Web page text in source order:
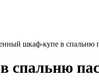
шкаф-купе в спальню
спальню